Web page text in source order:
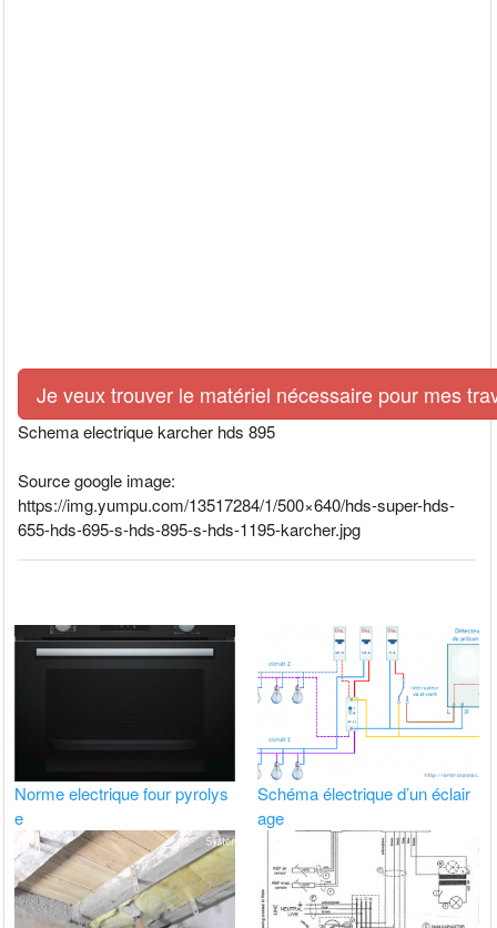
Je veux trouver le matériel nécessaire pour mes
Schema electrique karcher hds 895
Source google image:
https://img.yumpu.com/13517284/1/500×640/hds-super-hds-
655-hds-695-s-hds-895-s-hds-1195-karcher.jpg
Norme electrique four pyrolys
e
Schéma électrique d’un éclair
age